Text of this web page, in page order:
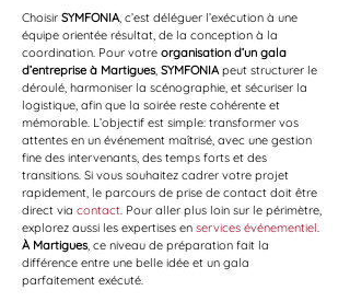
Choisir SYMFONIA, c’est déléguer l’exécution à une
équipe orientée résultat, de la conception à la
coordination. Pour votre organisation d’un gala
d’entreprise à Martigues, SYMFONIA peut structurer le
déroulé, harmoniser la scénographie, et sécuriser la
logistique, afin que la soirée reste cohérente et
mémorable. L’objectif est simple: transformer vos
attentes en un événement maîtrisé, avec une gestion
fine des intervenants, des temps forts et des
transitions. Si vous souhaitez cadrer votre projet
rapidement, le parcours de prise de contact doit être
direct via contact. Pour aller plus loin sur le périmètre,
explorez aussi les expertises en services événementiel.
À Martigues, ce niveau de préparation fait la
différence entre une belle idée et un gala
parfaitement exécuté.